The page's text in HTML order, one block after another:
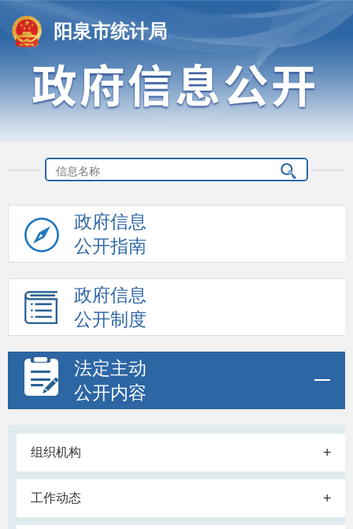
阳泉市统计局
政府信息
公开指南
政府信息
公开制度
法定主动
公开内容
组织机构 +
工作动态 +